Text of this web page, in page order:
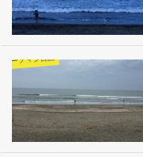
サーフィン日記